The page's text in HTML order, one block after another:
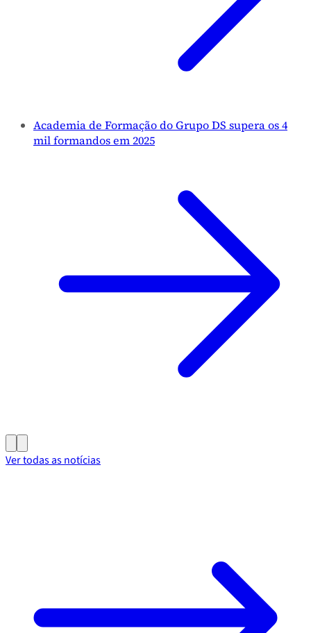
Academia de Formação do Grupo DS supera os 4
mil formandos em 2025
Ver todas as notícias